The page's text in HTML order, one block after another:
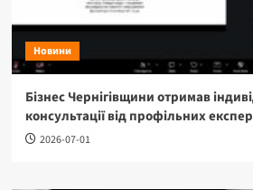
Новини
Бізнес Чернігівщини отримав
консультації від профільних
2026-07-01